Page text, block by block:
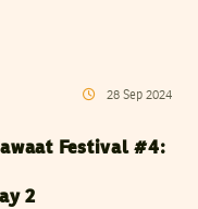
28 Sep 2024
Festival #4:
2